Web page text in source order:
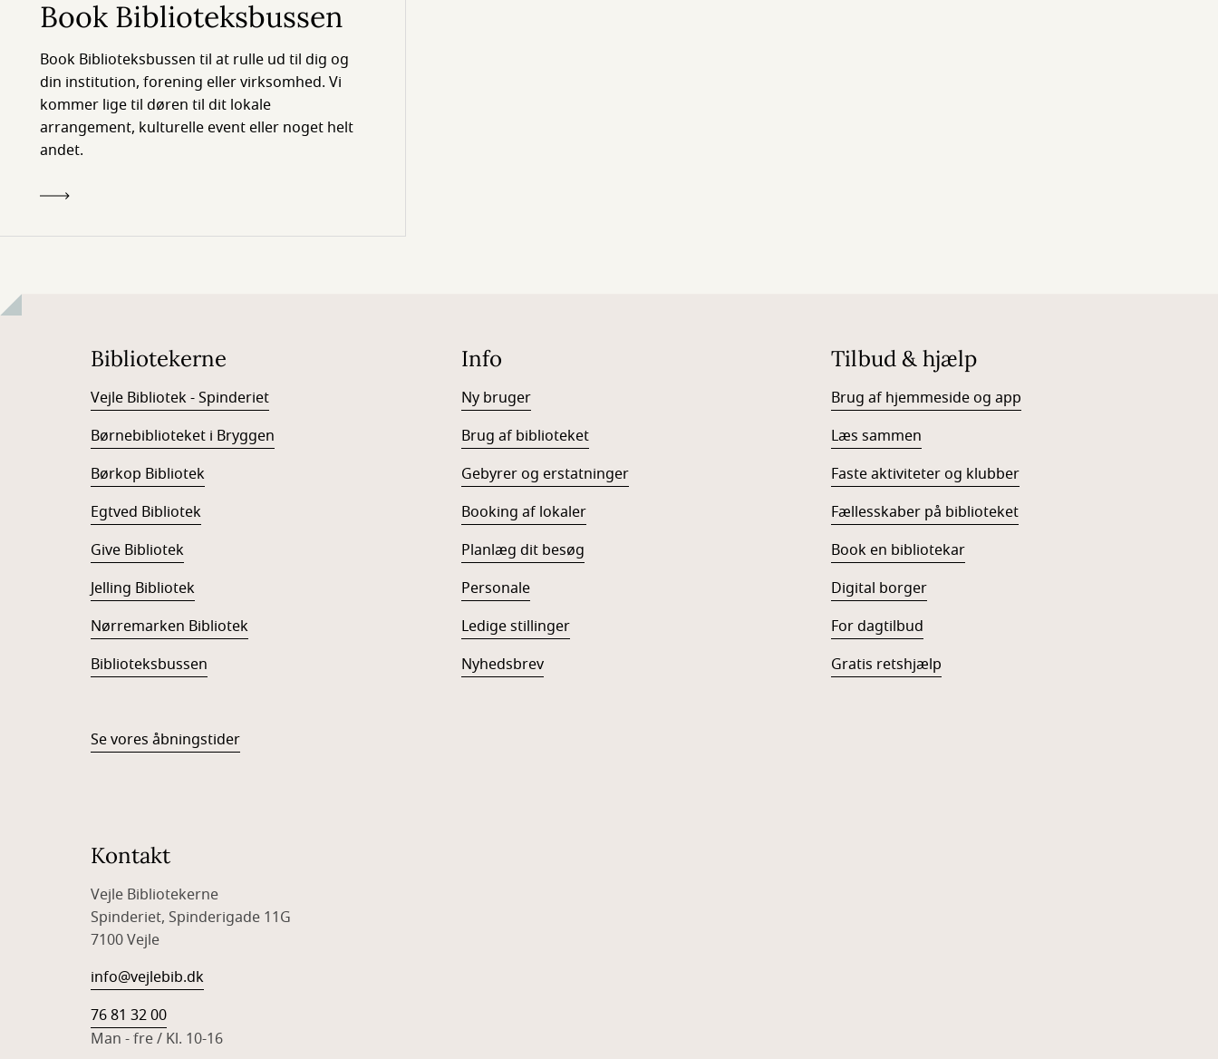
Book Biblioteksbussen
Book Biblioteksbussen til at rulle ud til dig og
din institution, forening eller virksomhed. Vi
kommer lige til døren til dit lokale
arrangement, kulturelle event eller noget helt
andet.
Bibliotekerne
Vejle Bibliotek - Spinderiet
Børnebiblioteket i Bryggen
Børkop Bibliotek
Egtved Bibliotek
Give Bibliotek
Jelling Bibliotek
Nørremarken Bibliotek
Biblioteksbussen
Se vores åbningstider
Info
Ny bruger
Brug af biblioteket
Gebyrer og erstatninger
Booking af lokaler
Planlæg dit besøg
Personale
Ledige stillinger
Nyhedsbrev
Tilbud & hjælp
Brug af hjemmeside og app
Læs sammen
Faste aktiviteter og klubber
Fællesskaber på biblioteket
Book en bibliotekar
Digital borger
For dagtilbud
Gratis retshjælp
Kontakt
Vejle Bibliotekerne
Spinderiet, Spinderigade 11G
7100 Vejle
info@vejlebib.dk
76 81 32 00
Man - fre / Kl. 10-16